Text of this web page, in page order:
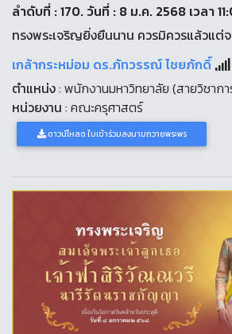
ลำดับที่ : 170. วันที่ : 8 ม.ค. 2568 เวลา
ทรงพระเจริญยิ่งยืนนาน ควรมิควรแล้วแต่จ
เกล้ากระหม่อม ดร.ภัทวรรณ์ ไชยภักดิ์
ตำแหน่ง: พนักงานมหาวิทยาลัย (สายวิชากา
หน่วยงาน : คณะครุศาสตร์
ดาวน์โหลด ใบเข้าร่วมลงนามถวายพระพร